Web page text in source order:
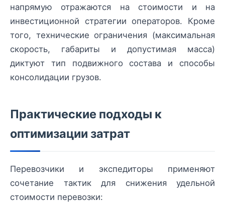
напрямую отражаются на стоимости и на
инвестиционной стратегии операторов. Кроме
того, технические ограничения (максимальная
скорость, габариты и допустимая масса)
диктуют тип подвижного состава и способы
консолидации грузов.
Практические подходы к
оптимизации затрат
Перевозчики и экспедиторы применяют
сочетание тактик для снижения удельной
стоимости перевозки: